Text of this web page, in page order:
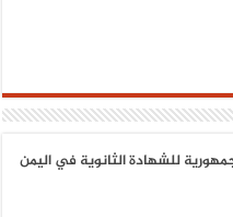
للشهادة الثانوية في اليمن